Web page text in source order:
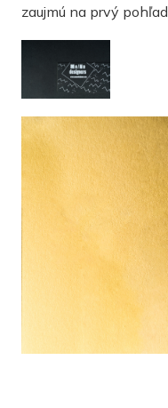
zaujmú na prvý pohľad.